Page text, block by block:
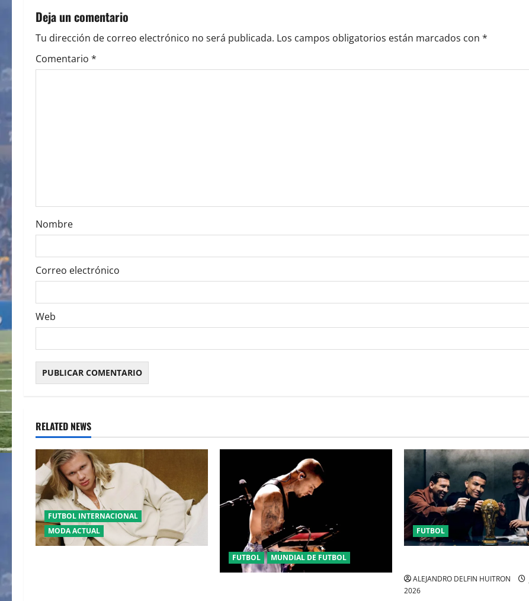
n
a
v
o
n
Deja un comentario
Tu dirección de correo electrónico no será publicada. Los campos obligatorios están marcados con *
Comentario *
Nombre
Correo electrónico
Web
RELATED NEWS
FUTBOL INTERNACIONAL
MODA ACTUAL
FUTBOL MUNDIAL DE FUTBOL
FUTBOL
ALEJANDRO DELFIN HUITRON
2026